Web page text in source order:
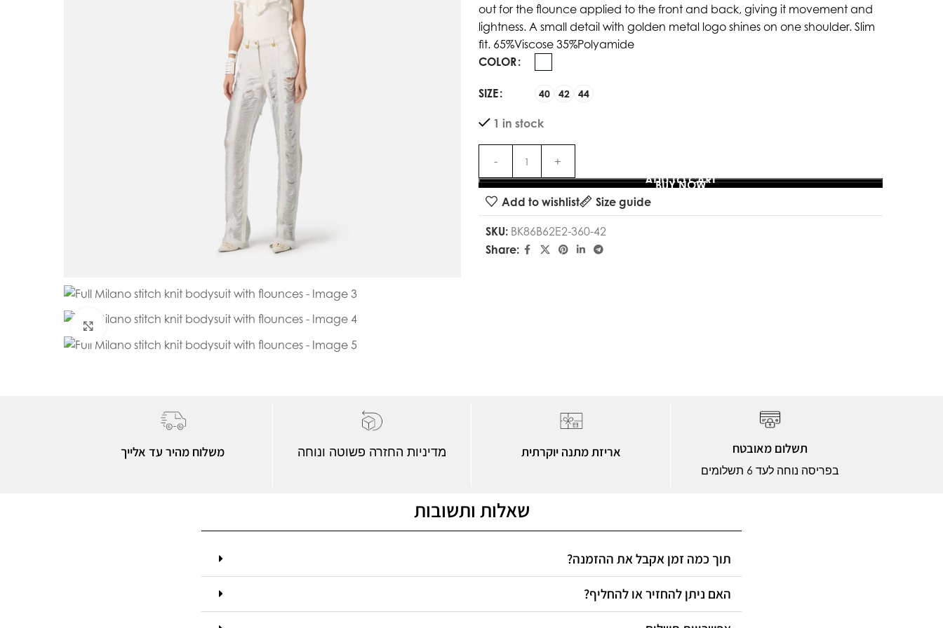
Click to enlarge
out for the flounce applied to the front and back, giving it movement and
lightness. A small detail with golden metal logo shines on one shoulder. Slim
fit. 65%Viscose 35%Polyamide
COLOR
SIZE 40 42 44
1 in stock
ADD TO CART
BUY NOW
Add to wishlist
Size guide
SKU: BK86B62E2-360-42
Share:
משלוח מהיר עד אלייך מדיניות החזרה פשוטה ונוחה אריזת מתנה יוקרתית תשלום מאובטח
בפריסה נוחה לעד 6 תשלומים
שאלות ותשובות
תוך כמה זמן אקבל את ההזמנה?
האם ניתן להחזיר או להחליף?